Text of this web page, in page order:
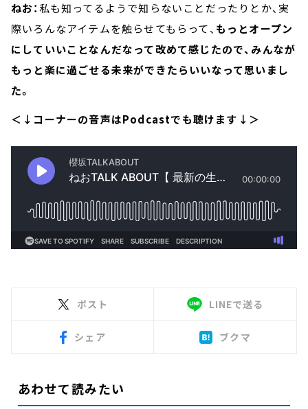
ねお：私も知ってるようで知らないことだったりとか、実
際いろんなアイテムを触らせてもらって、 もっとオープン
にしていいことなんだなって改めて感じたので、みんなが
もっと楽に過ごせる未来ができたらいいなって思いまし
た。
＜↓コーナーの音声はPodcastでも聴けます↓＞
ポスト LINEで送る
シェア ブクマ
あわせて読みたい